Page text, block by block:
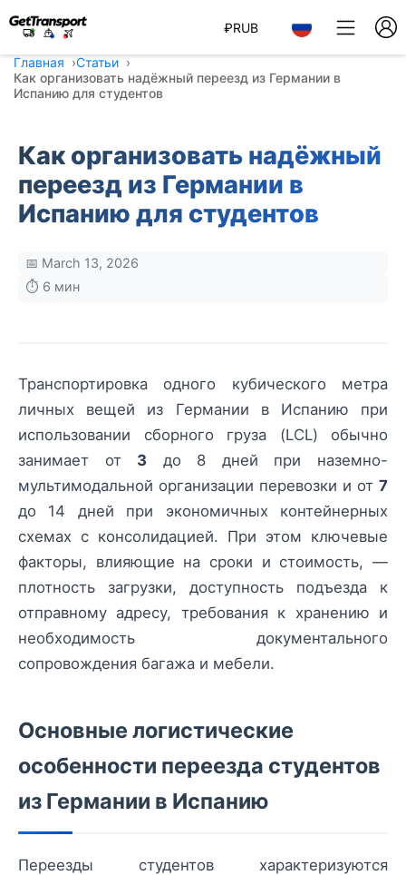
₽RUB
Главная
Статьи
Как организовать надёжный переезд из Германии в
Испанию для студентов
Как организовать надёжный
переезд из Германии в
Испанию для студентов
📅 March 13, 2026
⏱️ 6 мин
Транспортировка одного кубического метра
личных вещей из Германии в Испанию при
использовании сборного груза (LCL) обычно
занимает от 3 до 8 дней при наземно-
мультимодальной организации перевозки и от 7
до 14 дней при экономичных контейнерных
схемах с консолидацией. При этом ключевые
факторы, влияющие на сроки и стоимость, —
плотность загрузки, доступность подъезда к
отправному адресу, требования к хранению и
необходимость документального
сопровождения багажа и мебели.
Основные логистические
особенности переезда студентов
из Германии в Испанию
Переезды студентов характеризуются